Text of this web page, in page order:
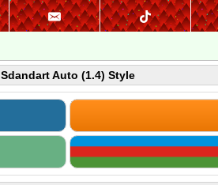
Sdandart Auto (1.4) Style